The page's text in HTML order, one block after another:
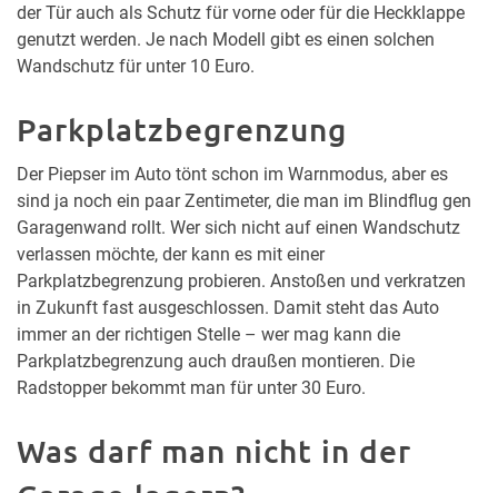
der Tür auch als Schutz für vorne oder für die Heckklappe
genutzt werden. Je nach Modell gibt es einen solchen
Wandschutz für unter 10 Euro.
Parkplatzbegrenzung
Der Piepser im Auto tönt schon im Warnmodus, aber es
sind ja noch ein paar Zentimeter, die man im Blindflug gen
Garagenwand rollt. Wer sich nicht auf einen Wandschutz
verlassen möchte, der kann es mit einer
Parkplatzbegrenzung probieren. Anstoßen und verkratzen
in Zukunft fast ausgeschlossen. Damit steht das Auto
immer an der richtigen Stelle – wer mag kann die
Parkplatzbegrenzung auch draußen montieren. Die
Radstopper bekommt man für unter 30 Euro.
Was darf man nicht in der